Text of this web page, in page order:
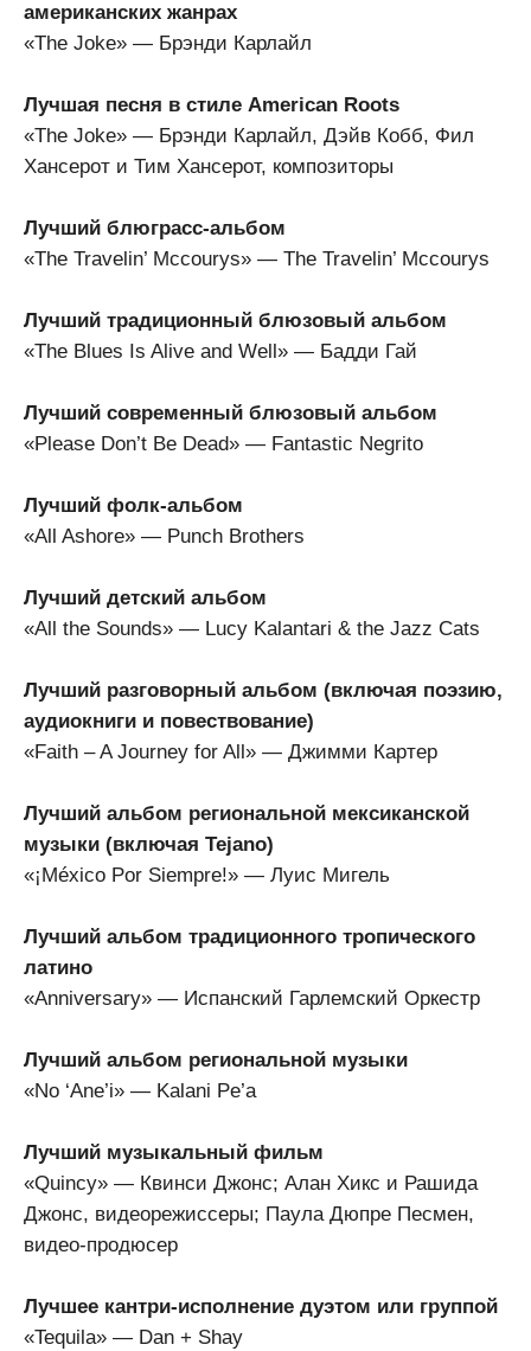
американских жанрах
«The Joke» — Брэнди Карлайл
Лучшая песня в стиле American Roots
«The Joke» — Брэнди Карлайл, Дэйв Кобб, Фил
Хансерот и Тим Хансерот, композиторы
Лучший блюграсс-альбом
«The Travelin’ Mccourys» — The Travelin’ Mccourys
Лучший традиционный блюзовый альбом
«The Blues Is Alive and Well» — Бадди Гай
Лучший современный блюзовый альбом
«Please Don’t Be Dead» — Fantastic Negrito
Лучший фолк-альбом
«All Ashore» — Punch Brothers
Лучший детский альбом
«All the Sounds» — Lucy Kalantari & the Jazz Cats
Лучший разговорный альбом (включая поэзию,
аудиокниги и повествование)
«Faith – A Journey for All» — Джимми Картер
Лучший альбом региональной мексиканской
музыки (включая Tejano)
«¡México Por Siempre!» — Луис Мигель
Лучший альбом традиционного тропического
латино
«Anniversary» — Испанский Гарлемский Оркестр
Лучший альбом региональной музыки
«No ‘Ane’i» — Kalani Pe’a
Лучший музыкальный фильм
«Quincy» — Квинси Джонс; Алан Хикс и Рашида
Джонс, видеорежиссеры; Паула Дюпре Песмен,
видео-продюсер
Лучшее кантри-исполнение дуэтом или группой
«Tequila» — Dan + Shay